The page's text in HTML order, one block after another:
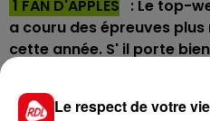
1 FAN D'APPLES
: Le top-
a couru des épreuves
cette année. S' il porte
loger en fin de
Le respect de votre